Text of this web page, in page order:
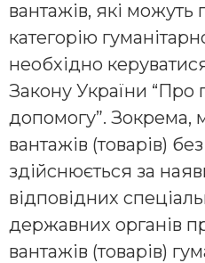
вантажів, які можуть
категорію
необхідно
Закону України “Про
допомогу”.
вантажів (товарів)
здійснюється за
відповідних
державних органів
вантажів (товарів)